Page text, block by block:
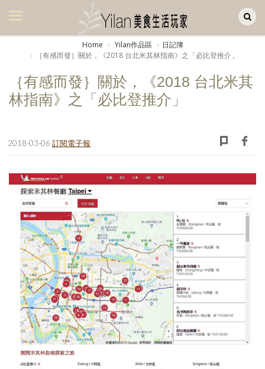
美食集
美飲集
廚房集
旅遊集
書房集
日記簿
餐桌週記
享樂隨手拍
照相簿
影音區
創意出版服務
歷史區
Home Yilan作品區
日記簿
｛有感而發｝關於，《2018 台北米其林指南》之「必比登推介」
｛有感而發｝關於，《2018 台北米其
林指南》之「必比登推介」
2018-03-06 訂閱電子報